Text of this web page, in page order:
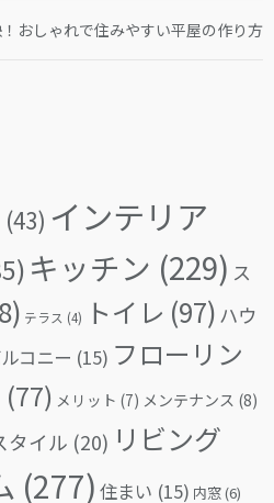
おしゃれで住みやすい平屋の作り方
(43) インテリア
キッチン (229) ス
テラス (4) トイレ (97) ハウ
コニー (15) フローリン
(77) メリット (7) メンテナンス (8)
タイル (20) リビング
(277) 住まい (15) 内窓(6)